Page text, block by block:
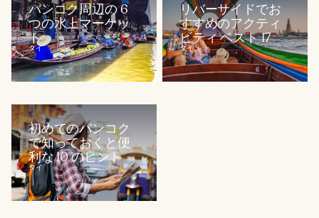
バンコク周辺の 6
つの水上マーケッ
ト
タイ
リバーサイドでお
すすめのアクティ
ビティ ベスト 17
タイ
初めてのバンコク
で知っておくと便
利な 10 のヒント
タイ